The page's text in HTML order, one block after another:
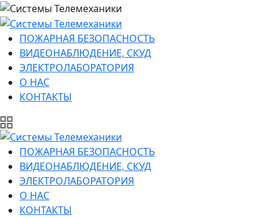
ПОЖАРНАЯ БЕЗОПАСНОСТЬ
ВИДЕОНАБЛЮДЕНИЕ, СКУД
ЭЛЕКТРОЛАБОРАТОРИЯ
О НАС
КОНТАКТЫ
ПОЖАРНАЯ БЕЗОПАСНОСТЬ
ВИДЕОНАБЛЮДЕНИЕ, СКУД
ЭЛЕКТРОЛАБОРАТОРИЯ
О НАС
КОНТАКТЫ